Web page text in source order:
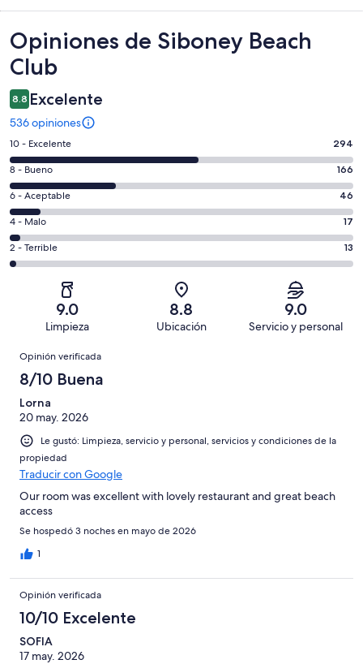
Opiniones
Opiniones de Siboney Beach
Club
8.8 Excelente
536 opiniones
Puntuación
de
10,
es
decir,
Excelente.
Basada
en
opiniones
10 - Excelente 294
Puntuación
de
8,
es
decir,
Bueno.
opiniones
8 - Bueno 166
Puntuación
de
6,
es
decir,
Aceptable.
de
536
opiniones
6 - Aceptable 46
Puntuación
de
4,
Basada
de
opiniones
4 - Malo 17
Puntuación
de
Terrible.
Basada
de
536
opiniones
2 - Terrible 13
9.0
Limpieza
8.8
Ubicación
9.0
Servicio y personal
Opiniones
Opinión verificada
8/10 Buena
Lorna
20 may. 2026
Le gustó: Limpieza, servicio y personal, servicios y condiciones de la
propiedad
Traducir con Google
Our room was excellent with lovely restaurant and great beach
access
Se hospedó 3 noches en mayo de 2026
1
Opinión verificada
10/10 Excelente
SOFIA
17 may. 2026